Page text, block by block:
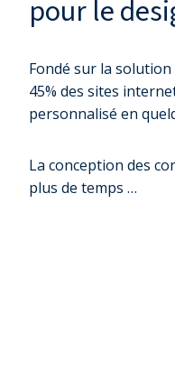
pour le
Fondé sur la
45% des sites
personnalisé en
La conception des
plus de temps …